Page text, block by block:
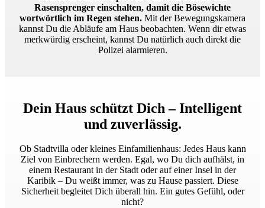
Rasensprenger einschalten, damit die Bösewichte
wortwörtlich im Regen stehen. Mit der Bewegungskamera
kannst Du die Abläufe am Haus beobachten. Wenn dir etwas
merkwürdig erscheint, kannst Du natürlich auch direkt die
Polizei alarmieren.
Dein Haus schützt Dich – Intelligent
und zuverlässig.
Ob Stadtvilla oder kleines Einfamilienhaus: Jedes Haus kann
Ziel von Einbrechern werden. Egal, wo Du dich aufhälst, in
einem Restaurant in der Stadt oder auf einer Insel in der
Karibik – Du weißt immer, was zu Hause passiert. Diese
Sicherheit begleitet Dich überall hin. Ein gutes Gefühl, oder
nicht?